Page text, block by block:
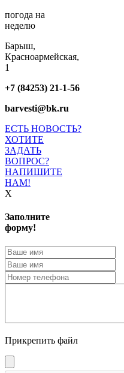
погода на
неделю
Барыш,
Красноармейская,
1
+7 (84253) 21-1-56
barvesti@bk.ru
ЕСТЬ НОВОСТЬ?
ХОТИТЕ
ЗАДАТЬ
ВОПРОС?
НАПИШИТЕ
НАМ!
X
Заполните
форму!
Прикрепить файл